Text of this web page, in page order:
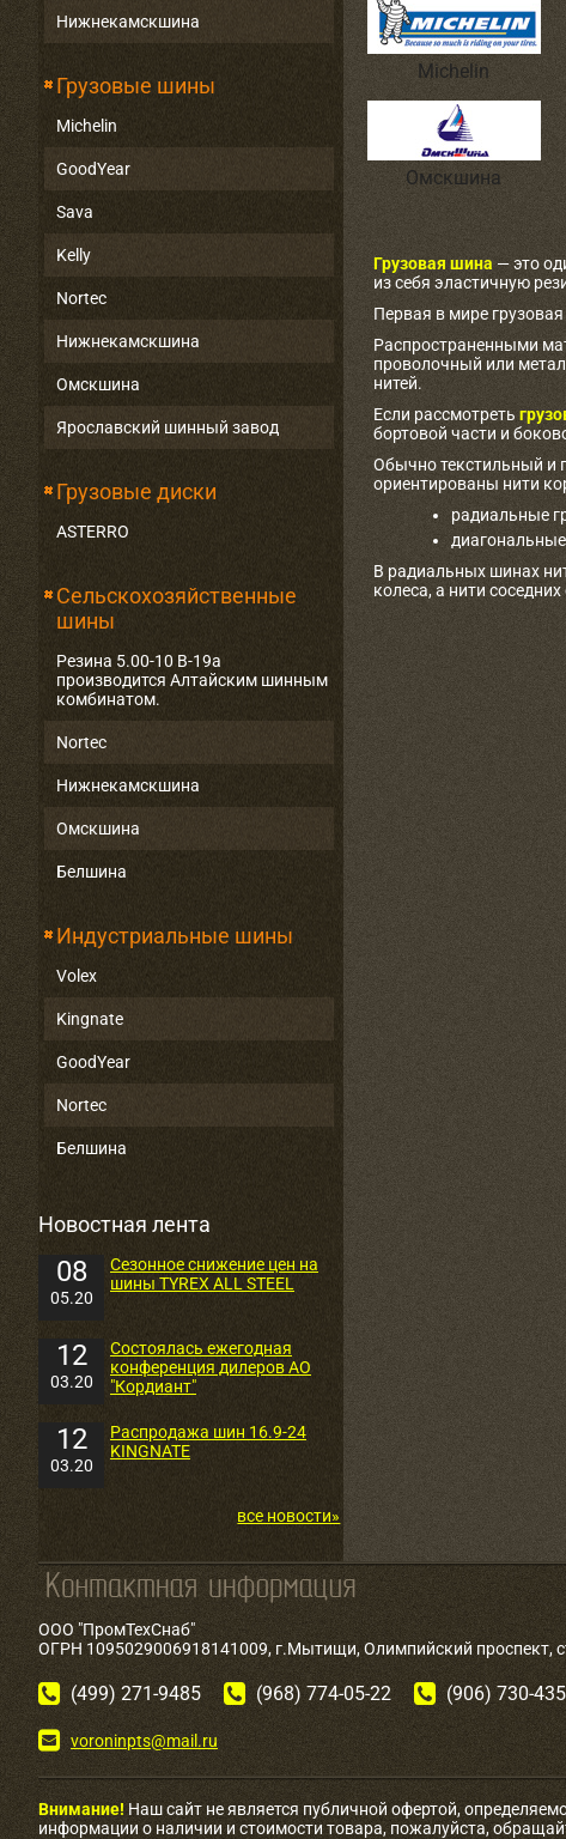
Нижнекамскшина
Грузовые шины
Michelin
GoodYear
Sava
Kelly
Nortec
Нижнекамскшина
Омскшина
Ярославский шинный завод
Грузовые диски
ASTERRO
Сельскохозяйственные
шины
Резина 5.00-10 В-19а
производится Алтайским шинным
комбинатом.
Nortec
Нижнекамскшина
Омскшина
Белшина
Индустриальные шины
Volex
Kingnate
GoodYear
Nortec
Белшина
Новостная лента
08
05.20
Сезонное снижение цен на
шины TYREX ALL STEEL
12
03.20
Состоялась ежегодная
конференция дилеров АО
"Кордиант"
12
03.20
Распродажа шин 16.9-24
KINGNATE
все новости»
Michelin
Омскшина
Грузовая шина — это
из себя эластичную
Первая в мире
Распространенными
проволочный или
нитей.
Если рассмотреть
бортовой части и
Обычно текстильный и
ориентированы нити
радиальные
В радиальных шинах
колеса, а нити
ООО "ПромТехСнаб"
ОГРН 1095029006918141009, г.Мытищи, Олимпийский проспект,
(499) 271-9485 (968) 774-05-22 (906) 730-
voroninpts@mail.ru
Внимание! Наш сайт не является публичной офертой,
информации о наличии и стоимости товара, пожалуйста,